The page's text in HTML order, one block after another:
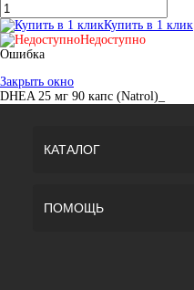
Купить в 1 клик
Недоступно
Ошибка
Закрыть окно
DHEA 25 мг 90 капс (Natrol)_
КАТАЛОГ
ПОМОЩЬ